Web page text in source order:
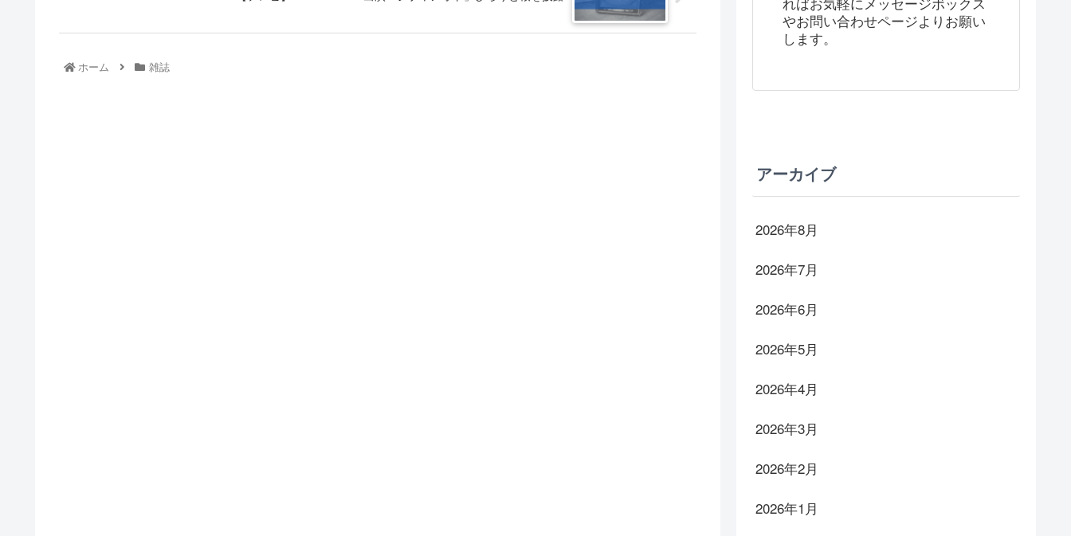
ホーム 雑誌
やお問い合わせページよりお願い
します。
アーカイブ
2026年8月
2026年7月
2026年6月
2026年5月
2026年4月
2026年3月
2026年2月
2026年1月